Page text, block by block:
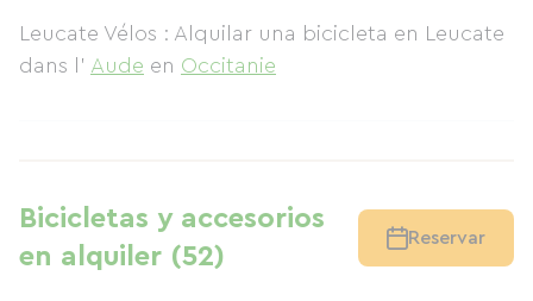
Leucate Vélos : Alquilar una bicicleta en Leucate
dans l' Aude en Occitanie
Bicicletas y accesorios
en alquiler (52)
Reservar